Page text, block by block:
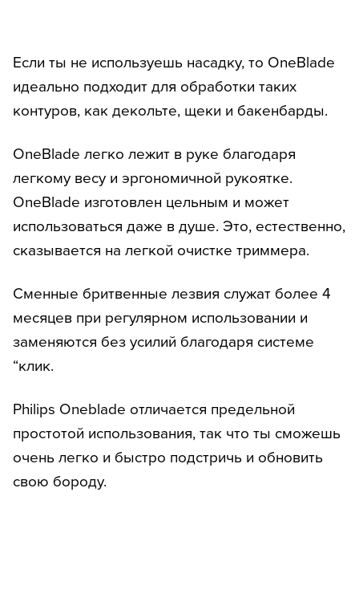
Если ты не используешь насадку, то OneBlade
идеально подходит для обработки таких
контуров, как декольте, щеки и бакенбарды.
OneBlade легко лежит в руке благодаря
легкому весу и эргономичной рукоятке.
OneBlade изготовлен цельным и может
использоваться даже в душе. Это, естественно,
сказывается на легкой очистке триммера.
Сменные бритвенные лезвия служат более 4
месяцев при регулярном использовании и
заменяются без усилий благодаря системе
“клик.
Philips Oneblade отличается предельной
простотой использования, так что ты сможешь
очень легко и быстро подстричь и обновить
свою бороду.